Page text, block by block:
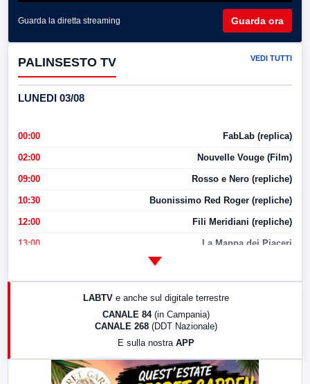
Guarda la diretta streaming Guarda ora
PALINSESTO TV VEDI TUTTI
LUNEDI 03/08
00:00 FabLab (replica)
02:00 Nouvelle Vouge (Film)
09:00 Rosso e Nero (repliche)
10:30 Buonissimo Red Roger (repliche)
12:00 Fili Meridiani (repliche)
13:00 La Mappa dei Piaceri
LabNews (replica)
LABTV e anche sul digitale terrestre
CANALE 84 (in Campania)
CANALE 268 (DDT Nazionale)
E sulla nostra APP